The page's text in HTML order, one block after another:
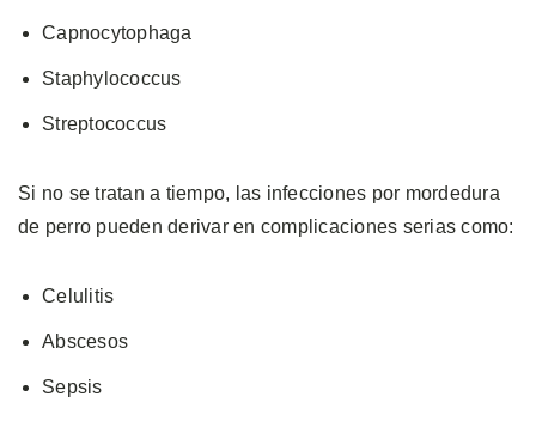
Capnocytophaga
Staphylococcus
Streptococcus
Si no se tratan a tiempo, las infecciones por mordedura
de perro pueden derivar en complicaciones serias como:
Celulitis
Abscesos
Sepsis